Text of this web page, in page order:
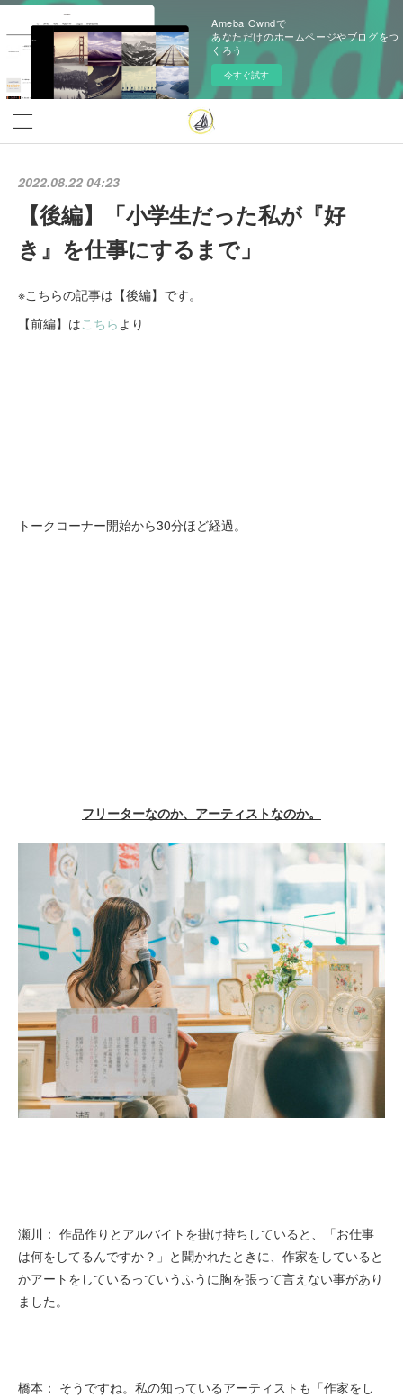
Ameba Owndで
あなただけのホームページやブログをつ
くろう
今すぐ試す
2022.08.22 04:23
【後編】「小学生だった私が『好
き』を仕事にするまで」
※こちらの記事は【後編】です。
【前編】はこちらより
トークコーナー開始から30分ほど経過。
フリーターなのか、アーティストなのか。
瀬川： 作品作りとアルバイトを掛け持ちしていると、「お仕事
は何をしてるんですか？」と聞かれたときに、作家をしていると
かアートをしているっていうふうに胸を張って言えない事があり
ました。
橋本： そうですね。私の知っているアーティストも「作家をし